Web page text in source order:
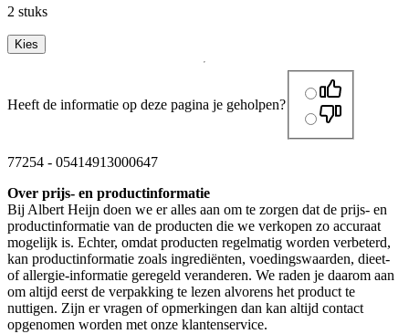
2 stuks
Kies
Heeft de informatie op deze pagina je geholpen?
77254 - 05414913000647
Over prijs- en productinformatie
Bij Albert Heijn doen we er alles aan om te zorgen dat de prijs- en
productinformatie van de producten die we verkopen zo accuraat
mogelijk is. Echter, omdat producten regelmatig worden verbeterd,
kan productinformatie zoals ingrediënten, voedingswaarden, dieet-
of allergie-informatie geregeld veranderen. We raden je daarom aan
om altijd eerst de verpakking te lezen alvorens het product te
nuttigen. Zijn er vragen of opmerkingen dan kan altijd contact
opgenomen worden met onze klantenservice.